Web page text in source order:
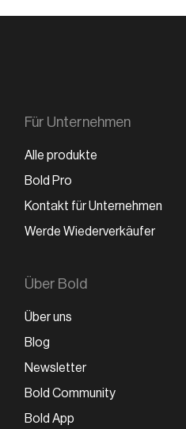
Für Unternehmen
Alle produkte
Bold Pro
Kontakt für Unternehmen
Werde Wiederverkäufer
Über Bold
Über uns
Blog
Newsletter
Bold Community
Bold App